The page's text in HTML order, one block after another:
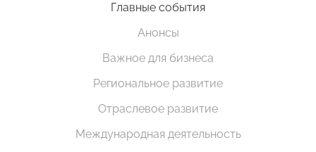
Главные события
Анонсы
Важное для бизнеса
Региональное развитие
Отраслевое развитие
Международная деятельность